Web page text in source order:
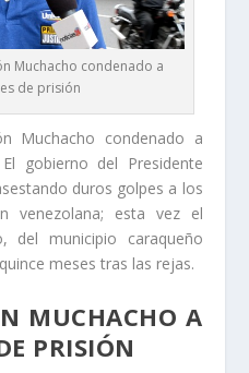
Muchacho condenado a
de prisión
Muchacho condenado a
gobierno del Presidente
duros golpes a los
venezolana; esta vez el
del municipio caraqueño
meses tras las rejas.
MUCHACHO A
PRISIÓN